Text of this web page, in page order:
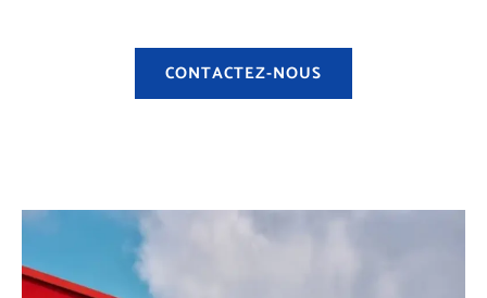
CONTACTEZ-NOUS